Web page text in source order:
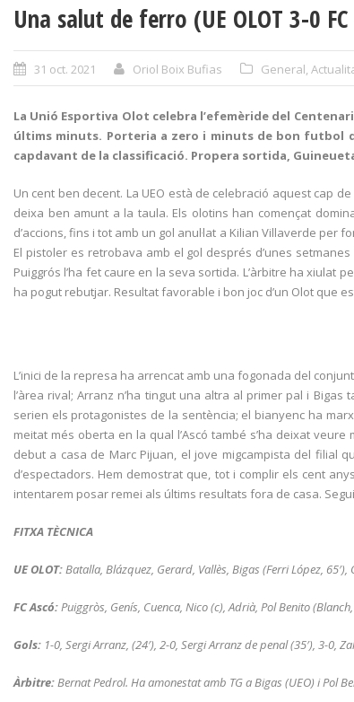
Una salut de ferro (UE OLOT 3-0
31 oct. 2021 Oriol Boix Bufias General
La Unió Esportiva Olot celebra l’efemèride del
últims minuts. Porteria a zero i minuts de bon futbol
capdavant de la classificació. Propera sortida,
Un cent ben decent. La UEO està de celebració aquest cap
deixa ben amunt a la taula. Els olotins han començat
d’accions, fins i tot amb un gol anul·lat a Kilian Villaverde per
El pistoler es retrobava amb el gol després d’unes
Puiggrós l’ha fet caure en la seva sortida. L’àrbitre ha xiulat
ha pogut rebutjar. Resultat favorable i bon joc d’un Olot que
L’inici de la represa ha arrencat amb una fogonada del
l’àrea rival; Arranz n’ha tingut una altra al primer pal i
serien els protagonistes de la sentència; el bianyenc ha
meitat més oberta en la qual l’Ascó també s’ha deixat
debut a casa de Marc Pijuan, el jove migcampista del filial
d’espectadors. Hem demostrat que, tot i complir els cent
intentarem posar remei als últims resultats fora de casa.
FITXA TÈCNICA
UE OLOT: Batalla, Blázquez, Gerard, Vallès, Bigas (Ferri López, 65′),
FC Ascó: Puiggròs, Genís, Cuenca, Nico (c), Adrià, Pol Benito
Gols: 1-0, Sergi Arranz, (24′), 2-0, Sergi Arranz de penal (35′), 3-0,
Àrbitre: Bernat Pedrol. Ha amonestat amb TG a Bigas (UEO) i Pol